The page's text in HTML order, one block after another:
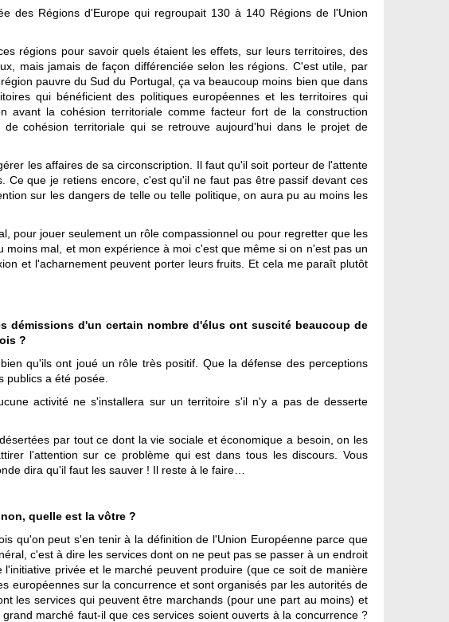
des Régions d'Europe qui regroupait 130 à 140 Régions de l'Union
régions pour savoir quels étaient les effets, sur leurs territoires, des
mais jamais de façon différenciée selon les régions. C'est utile, par
pauvre du Sud du Portugal, ça va beaucoup moins bien que dans
qui bénéficient des politiques européennes et les territoires qui
la cohésion territoriale comme facteur fort de la construction
cohésion territoriale qui se retrouve aujourd'hui dans le projet de
les affaires de sa circonscription. Il faut qu'il soit porteur de l'attente
que je retiens encore, c'est qu'il ne faut pas être passif devant ces
sur les dangers de telle ou telle politique, on aura pu au moins les
pour jouer seulement un rôle compassionnel ou pour regretter que les
mal, et mon expérience à moi c'est que même si on n'est pas un
et l'acharnement peuvent porter leurs fruits. Et cela me paraît plutôt
démissions d'un certain nombre d'élus ont suscité beaucoup de
?
qu'ils ont joué un rôle très positif. Que la défense des perceptions
a été posée.
activité ne s'installera sur un territoire s'il n'y a pas de desserte
par tout ce dont la vie sociale et économique a besoin, on les
l'attention sur ce problème qui est dans tous les discours. Vous
dira qu'il faut les sauver ! Il reste à le faire…
quelle est la vôtre ?
qu'on peut s'en tenir à la définition de l'Union Européenne parce que
c'est à dire les services dont on ne peut pas se passer à un endroit
privée et le marché peuvent produire (que ce soit de manière
européennes sur la concurrence et sont organisés par les autorités de
les services qui peuvent être marchands (pour une part au moins) et
marché faut-il que ces services soient ouverts à la concurrence ?